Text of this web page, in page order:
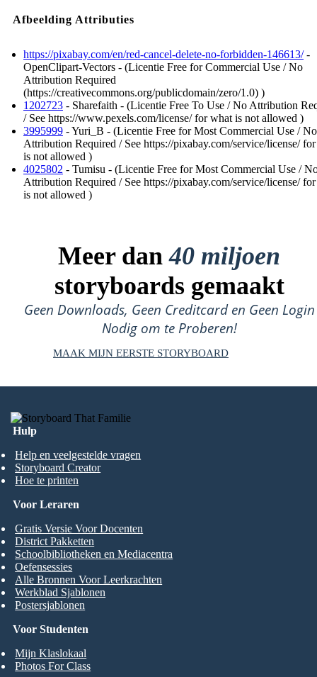
Afbeelding Attributies
https://pixabay.com/en/red-cancel-delete-no-forbidden-146613/-
OpenClipart-Vectors - (Licentie Free for Commercial Use / No
Attribution Required
(https://creativecommons.org/publicdomain/zero/1.0) )
1202723 - Sharefaith - (Licentie Free To Use / No Attribution
/ See https://www.pexels.com/license/ for what is not allowed )
3995999 - Yuri_B - (Licentie Free for Most Commercial Use / No
Attribution Required / See https://pixabay.com/service/license/
is not allowed )
4025802 - Tumisu - (Licentie Free for Most Commercial Use /
Attribution Required / See https://pixabay.com/service/license/
is not allowed )
Meer dan40 miljoen
storyboards gemaakt
Geen Downloads, Geen Creditcard en Geen Login
Nodig om te Proberen!
MAAK MIJN EERSTE STORYBOARD
Hulp
Help en veelgestelde vragen
Storyboard Creator
Hoe te printen
Voor Studenten
Mijn Klaslokaal
Photos For Class
Voor Leraren
Gratis Versie Voor Docenten
District Pakketten
Schoolbibliotheken en Mediacentra
Oefensessies
Alle Bronnen Voor Leerkrachten
Werkblad Sjablonen
Postersjablonen